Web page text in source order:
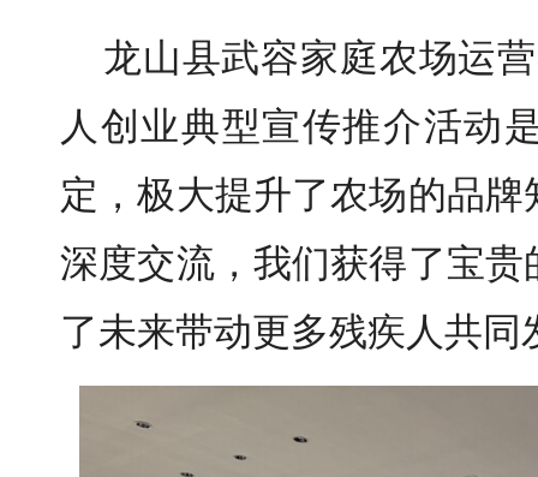
龙山县武容家庭农场运
人创业典型宣传推介活动
定，极大提升了农场的品
深度交流，我们获得了宝
了未来带动更多残疾人共同